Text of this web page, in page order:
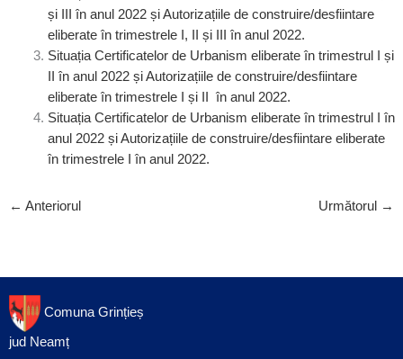
și III în anul 2022 și Autorizațiile de construire/desfiintare
eliberate în trimestrele I, II și III în anul 2022.
Situația Certificatelor de Urbanism eliberate în trimestrul I și
II în anul 2022 și Autorizațiile de construire/desfiintare
eliberate în trimestrele I și II în anul 2022.
Situația Certificatelor de Urbanism eliberate în trimestrul I în
anul 2022 și Autorizațiile de construire/desfiintare eliberate
în trimestrele I în anul 2022.
← Anteriorul Următorul →
Comuna Grințieș
jud Neamț